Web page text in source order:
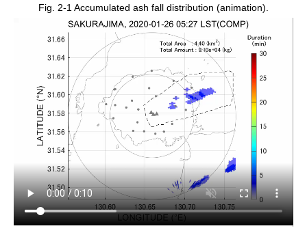
Fig. 2-1 Accumulated ash fall distribution (animation).